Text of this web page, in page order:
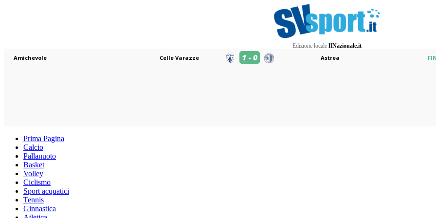
Edizione locale IlNazionale.it
Amichevole Celle Varazze 1 - 0 Astrea
Prima Pagina
Calcio
Pallanuoto
Basket
Volley
Ciclismo
Sport acquatici
Tennis
Ginnastica